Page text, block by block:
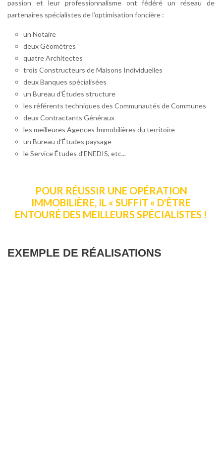
passion et leur professionnalisme ont fédéré un réseau de
partenaires spécialistes de l’optimisation foncière :
un Notaire
deux Géomètres
quatre Architectes
trois Constructeurs de Maisons Individuelles
deux Banques spécialisées
un Bureau d’Études structure
les référents techniques des Communautés de Communes
deux Contractants Généraux
les meilleures Agences Immobilières du territoire
un Bureau d’Études paysage
le Service Études d’ENEDIS, etc...
POUR RÉUSSIR UNE OPÉRATION
IMMOBILIÈRE, IL « SUFFIT « D'ÊTRE
ENTOURÉ DES MEILLEURS SPÉCIALISTES !
EXEMPLE DE RÉALISATIONS